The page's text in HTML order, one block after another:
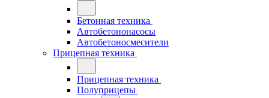
Бетонная техника
Автобетононасосы
Автобетоносмесители
Прицепная техника
Прицепная техника
Полуприцепы